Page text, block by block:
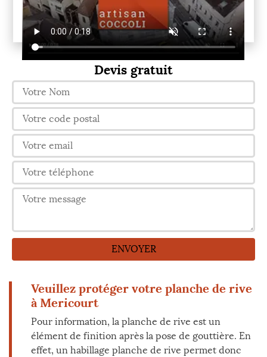
Devis gratuit
Veuillez protéger votre planche de rive
à Mericourt
Pour information, la planche de rive est un
élément de finition après la pose de gouttière. En
effet, un habillage planche de rive permet donc